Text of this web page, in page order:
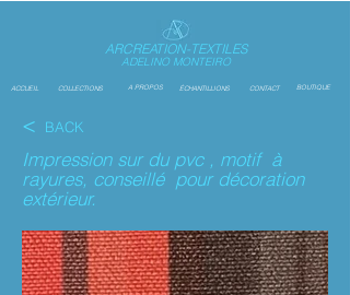
ARCREATION-TEXTILES
ADELINO MONTEIRO
ACCUEIL COLLECTIONS A PROPOS ÉCHANTILLIONS CONTACT BOUTIQUE
< BACK
Impression sur du pvc , motif à
rayures, conseillé pour décoration
extérieur.